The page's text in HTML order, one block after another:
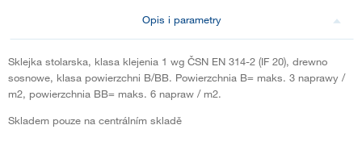
Opis i parametry
Sklejka stolarska, klasa klejenia 1 wg ČSN EN 314-2 (IF 20), drewno
sosnowe, klasa powierzchni B/BB. Powierzchnia B= maks. 3 naprawy /
m2, powierzchnia BB= maks. 6 napraw / m2.
Skladem pouze na centrálním skladě